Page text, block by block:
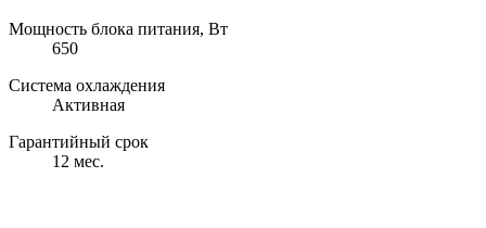
Мощность блока питания, Вт
650
Система охлаждения
Активная
Гарантийный срок
12 мес.